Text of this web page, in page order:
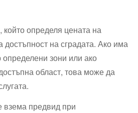
определя цената на
достъпност на сградата. Ако има
зони или ако
област, това може да
взема предвид при